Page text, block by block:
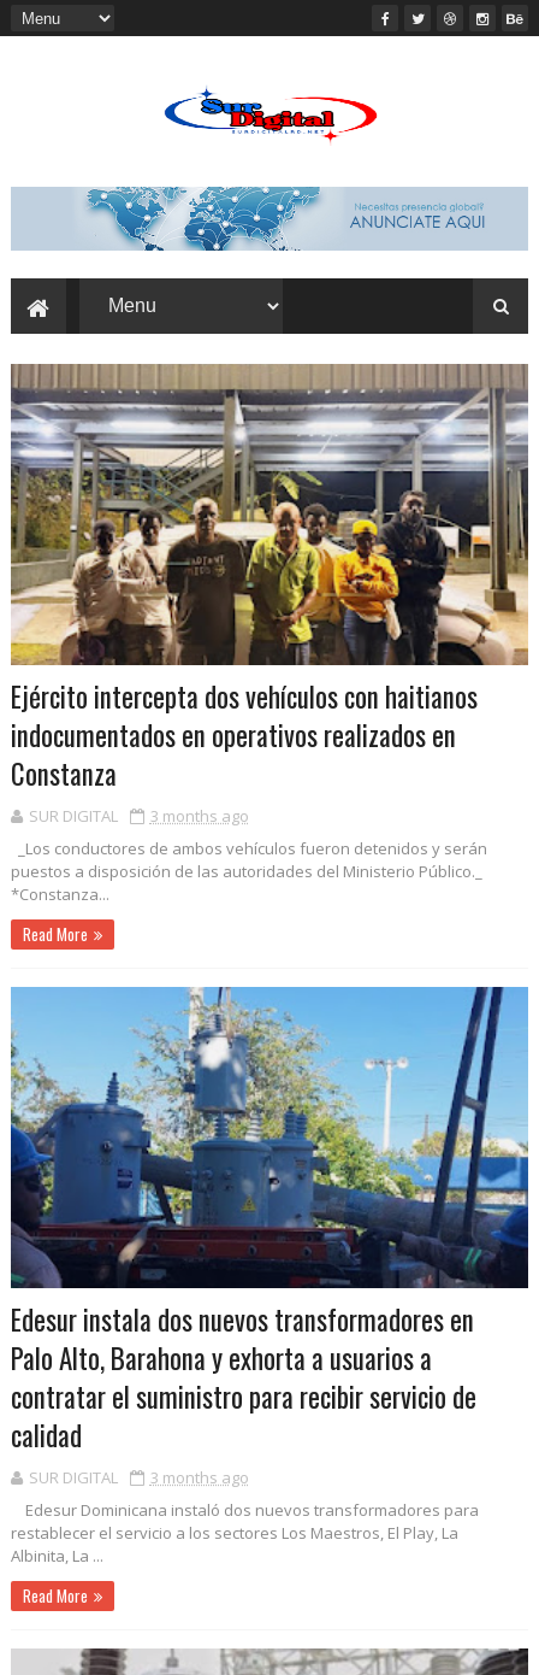
Ejército intercepta dos vehículos con haitianos
indocumentados en operativos realizados en
Constanza
SUR DIGITAL
3 months ago
_Los conductores de ambos vehículos fueron detenidos y serán
puestos a disposición de las autoridades del Ministerio Público._
*Constanza...
Read More
Edesur instala dos nuevos transformadores en
Palo Alto, Barahona y exhorta a usuarios a
contratar el suministro para recibir servicio de
calidad
SUR DIGITAL
3 months ago
Edesur Dominicana instaló dos nuevos transformadores para
restablecer el servicio a los sectores Los Maestros, El Play, La
Albinita, La ...
Read More